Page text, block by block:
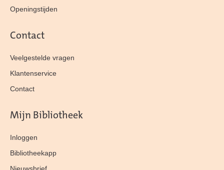
Openingstijden
Contact
Veelgestelde vragen
Klantenservice
Contact
Mijn Bibliotheek
Inloggen
Bibliotheekapp